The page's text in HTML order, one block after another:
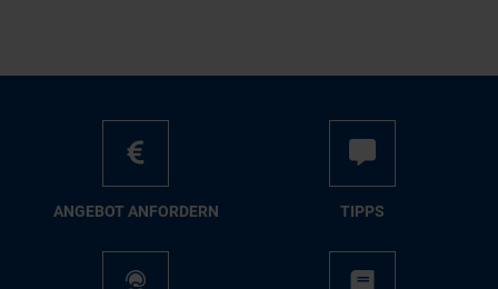
AN­GE­BOT AN­FOR­DERN TIPPS